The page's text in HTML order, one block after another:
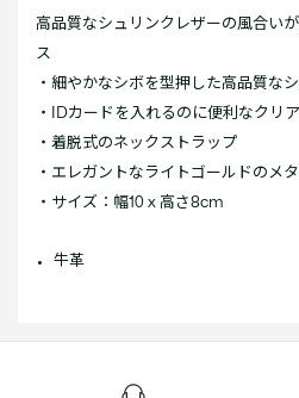
高品質なシュリンクレザーの風合い
ス
・細やかなシボを型押した高品質な
・IDカードを入れるのに便利なクリ
・着脱式のネックストラップ
・エレガントなライトゴールドのメ
・サイズ：幅10 x 高さ8cm
牛革